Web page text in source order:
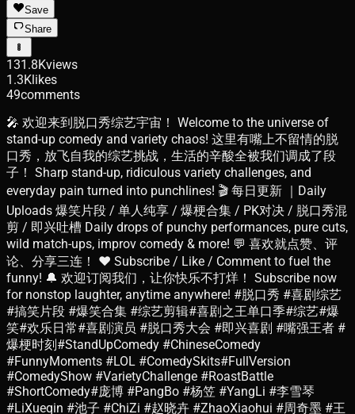
Save
Share
131.8Kviews
1.3Klikes
49comments
🎤 欢迎来到脱口秀综艺宇宙！ Welcome to the universe of
stand-up comedy and variety chaos! 这里有嘴上不留情的脱
口秀，放飞自我的综艺挑战，生活的辛酸全被我们调成了段
子！ Sharp stand-up, ridiculous variety challenges, and
everyday pain turned into punchlines! 🎬 每日更新 ｜Daily
Uploads 爆笑片段 / 单人纯享 / 爆梗合集 / PK对决 / 脱口秀混
剪 / 即兴吐槽 Daily drops of punchy performances, pure cuts,
wild match-ups, improv comedy & more! 💬 喜欢就点赞、评
论、分享三连！ ❤️ Subscribe / Like / Comment to fuel the
funny! 🔔 欢迎订阅我们，让你快乐不打烊！ Subscribe now
for nonstop laughter, anytime anywhere! #脱口秀 #喜剧综艺
#搞笑片段 #爆笑合集 #综艺剪辑#喜剧之王单口季#综艺#爆
笑#欢乐日常#喜剧演员 #脱口秀大会 #即兴喜剧 #嘴强王者 #
爆梗时刻#StandUpComedy #ChineseComedy
#FunnyMoments #LOL #ComedySkits#FullVersion
#ComedyShow #VarietyChallenge #RoastBattle
#ShortComedy#庞博 #PangBo #杨笠 #YangLi #李雪琴
#LiXueqin #池子 #ChiZi #赵晓卉 #ZhaoXiaohui #周奇墨 #王